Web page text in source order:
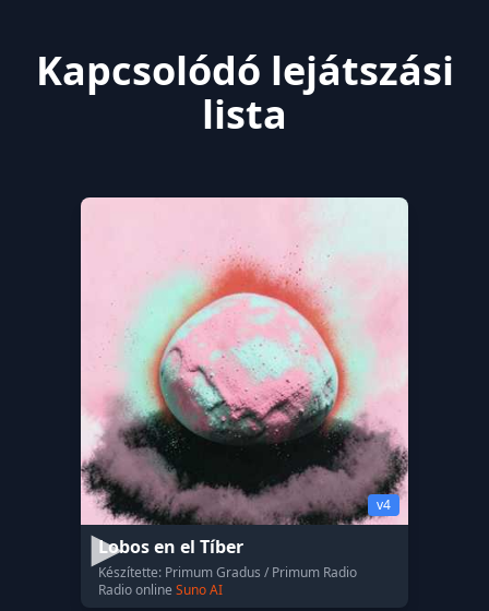
Kapcsolódó lejátszási
lista
v4
Lobos en el Tíber
Készítette: Primum Gradus / Primum Radio
Radio online Suno AI